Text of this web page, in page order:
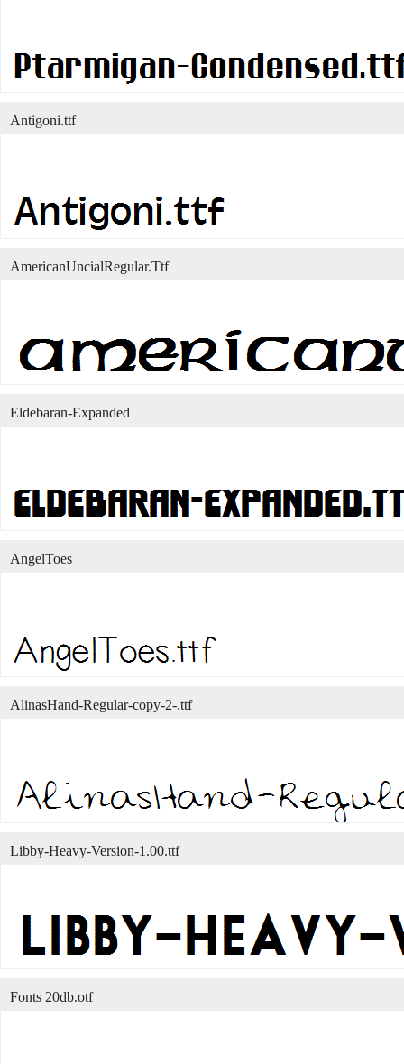
Antigoni.ttf
AmericanUncialRegular.Ttf
Eldebaran-Expanded
AngelToes
AlinasHand-Regular-copy-2-.ttf
Libby-Heavy-Version-1.00.ttf
Fonts 20db.otf